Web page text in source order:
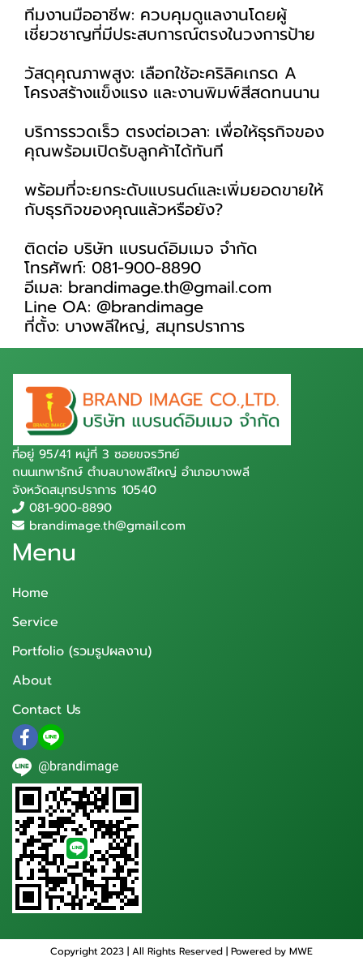
ทีมงานมืออาชีพ: ควบคุมดูแลงานโดยผู้
เชี่ยวชาญที่มีประสบการณ์ตรงในวงการป้าย
วัสดุคุณภาพสูง: เลือกใช้อะคริลิคเกรด A
โครงสร้างแข็งแรง และงานพิมพ์สีสดทนนาน
บริการรวดเร็ว ตรงต่อเวลา: เพื่อให้ธุรกิจของ
คุณพร้อมเปิดรับลูกค้าได้ทันที
พร้อมที่จะยกระดับแบรนด์และเพิ่มยอดขายให้
กับธุรกิจของคุณแล้วหรือยัง?
ติดต่อ บริษัท แบรนด์อิมเมจ จำกัด
โทรศัพท์: 081-900-8890
อีเมล: brandimage.th@gmail.com
Line OA: @brandimage
ที่ตั้ง: บางพลีใหญ่, สมุทรปราการ
ที่อยู่ 95/41 หมู่ที่ 3 ซอยขจรวิทย์
ถนนเทพารักษ์ ตำบลบางพลีใหญ่ อำเภอบางพลี
จังหวัดสมุทรปราการ 10540
081-900-8890
brandimage.th@gmail.com
Menu
Home
Service
Portfolio (รวมรูปผลงาน)
About
Contact Us
@brandimage
Copyright 2023 | All Rights Reserved | Powered by MWE